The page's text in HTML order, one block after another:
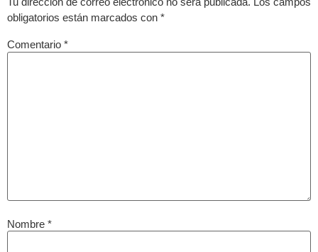
Tu dirección de correo electrónico no será publicada. Los campos
obligatorios están marcados con
Comentario*
Nombre*